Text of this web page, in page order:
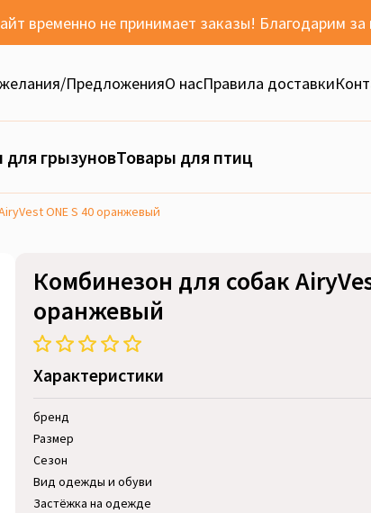
временно не принимает заказы! Благодарим
ПредложенияО насПравила доставки
для грызуновТовары для птиц
ONE S 40 оранжевый
Комбинезон для собак
оранжевый
Характеристики
бренд
Размер
Сезон
Вид одежды и обуви
Застёжка на одежде